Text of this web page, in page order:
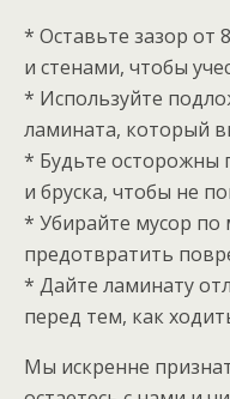
* Оставьте зазор
и стенами, чтобы
* Используйте
ламината, который
* Будьте осторожны
и бруска, чтобы не
* Убирайте мусор по
предотвратить
* Дайте ламинату
перед тем, как
Мы искренне